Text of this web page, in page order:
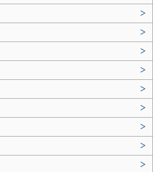
>
>
>
>
>
>
>
>
>